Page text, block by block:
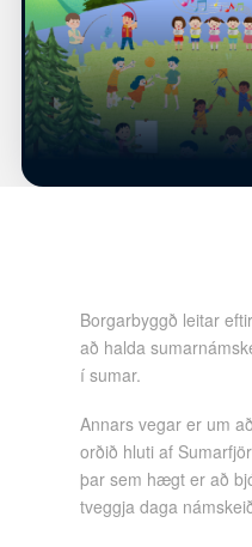
Borgarbyggð leitar
að halda
í sumar.
Annars vegar er um
orðið hluti af
þar sem hægt er að
tveggja daga